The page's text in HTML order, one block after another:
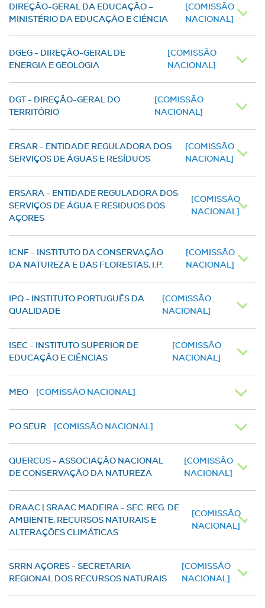
DIREÇÃO-GERAL DA EDUCAÇÃO –
MINISTÉRIO DA EDUCAÇÃO E CIÊNCIA
[COMISSÃO
NACIONAL]
DGEG - DIREÇÃO-GERAL DE
ENERGIA E GEOLOGIA
[COMISSÃO
NACIONAL]
DGT - DIREÇÃO-GERAL DO
TERRITÓRIO
[COMISSÃO
NACIONAL]
ERSAR - ENTIDADE REGULADORA DOS
SERVIÇOS DE ÁGUAS E RESÍDUOS
[COMISSÃO
NACIONAL]
ERSARA - ENTIDADE REGULADORA DOS
SERVIÇOS DE ÁGUA E RESIDUOS DOS
AÇORES
[COMISSÃO
NACIONAL]
ICNF - INSTITUTO DA CONSERVAÇÃO
DA NATUREZA E DAS FLORESTAS, I.P.
[COMISSÃO
NACIONAL]
IPQ - INSTITUTO PORTUGUÊS DA
QUALIDADE
[COMISSÃO
NACIONAL]
ISEC - INSTITUTO SUPERIOR DE
EDUCAÇÃO E CIÊNCIAS
[COMISSÃO
NACIONAL]
MEO [COMISSÃO NACIONAL]
PO SEUR [COMISSÃO NACIONAL]
QUERCUS - ASSOCIAÇÃO NACIONAL
DE CONSERVAÇÃO DA NATUREZA
[COMISSÃO
NACIONAL]
DRAAC | SRAAC MADEIRA - SEC. REG. DE
AMBIENTE, RECURSOS NATURAIS E
ALTERAÇÕES CLIMÁTICAS
[COMISSÃO
NACIONAL]
SRRN AÇORES - SECRETARIA
REGIONAL DOS RECURSOS NATURAIS
[COMISSÃO
NACIONAL]